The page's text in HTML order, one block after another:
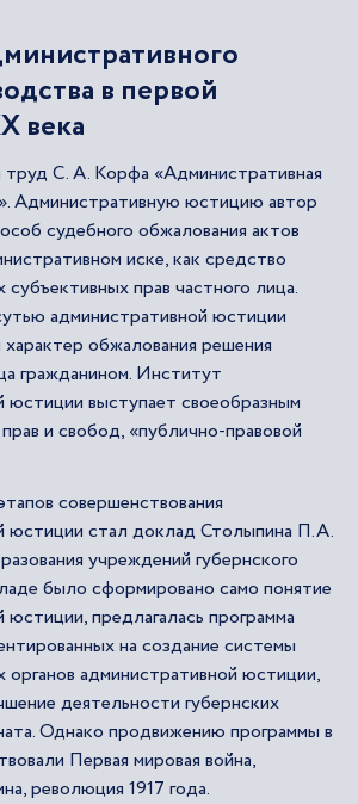
в первой
века
труд С. А. Корфа «Административная
Административную юстицию автор
судебного обжалования актов
иске, как средство
прав частного лица.
административной юстиции
обжалования решения
гражданином. Институт
юстиции выступает своеобразным
и свобод, «публично-правовой
совершенствования
юстиции стал доклад Столыпина П.А.
учреждений губернского
было сформировано само понятие
предлагалась программа
на создание системы
административной юстиции,
деятельности губернских
Однако продвижению программы в
Первая мировая война,
революция 1917 года.